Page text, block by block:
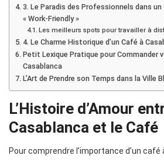
3. Le Paradis des Professionnels dans un
« Work-Friendly »
Les meilleurs spots pour travailler à
4. Le Charme Historique d’un Café à
Petit Lexique Pratique pour Commander
Casablanca
L’Art de Prendre son Temps dans la Ville
L’Histoire d’Amour
Casablanca et le Café
Pour comprendre l’importance d’un